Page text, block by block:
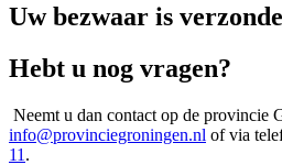
Uw bezwaar is
Hebt u nog vragen?
Neemt u dan contact op de provincie
info@provinciegroningen.nl of via
11 .